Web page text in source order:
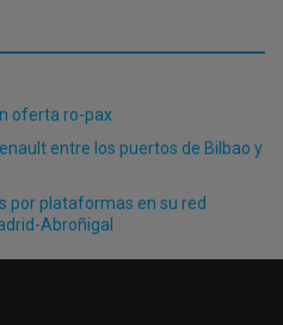
oferta ro-pax
entre los puertos de Bilbao y
por plataformas en su red
Abroñigal